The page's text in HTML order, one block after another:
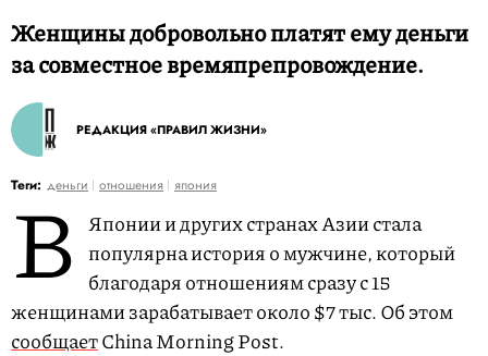
Женщины добровольно платят ему деньги
за совместное времяпрепровождение.
РЕДАКЦИЯ «ПРАВИЛ ЖИЗНИ»
Теги: деньги отношения япония
В Японии и других странах Азии стала
популярна история о мужчине, который
благодаря отношениям сразу с 15
женщинами зарабатывает около $7 тыс. Об этом
сообщаетChina Morning Post.